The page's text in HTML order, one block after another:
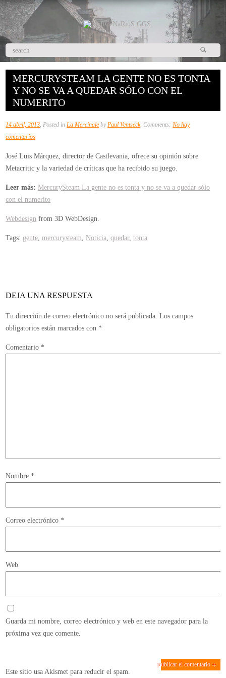
MERCURYSTEAM LA GENTE NO ES TONTA
Y NO SE VA A QUEDAR SÓLO CON EL
NUMERITO
14 abril, 2013, Posted inLa Mercinale byPaul Ventseck, Comments:No hay
comentariosen
La
gente
no
es
y
sólo
el
numerito
José Luis Márquez, director de Castlevania, ofrece su opinión sobre
Metacritic y la variedad de críticas que ha recibido su juego.
Leer más: MercurySteam La gente no es tonta y no se va a quedar sólo
con el numerito
Webdesign from 3D WebDesign.
Tags: gente,mercurysteam, Noticia,quedar,tonta
DEJA UNA RESPUESTA
Tu dirección de correo electrónico no será publicada. Los campos
obligatorios están marcados con *
Comentario *
Nombre *
Correo electrónico *
Web
Guarda mi nombre, correo electrónico y web en este navegador para la
próxima vez que comente.
Este sitio usa Akismet para reducir el spam.